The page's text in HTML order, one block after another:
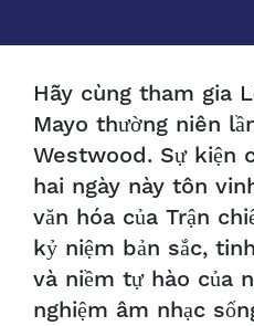
Hãy cùng tham gia
Mayo thường niên
Westwood. Sự kiện
hai ngày này tôn
văn hóa của Trận
kỷ niệm bản sắc,
và niềm tự hào của
nghiệm âm nhạc